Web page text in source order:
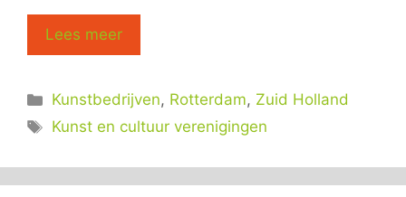
Lees meer
Categorieën
Kunstbedrijven, Rotterdam, Zuid Holland
Tags
Kunst en cultuur verenigingen